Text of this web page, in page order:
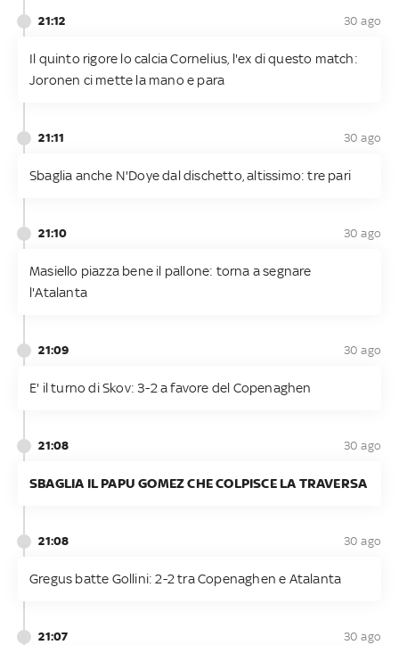
21:12 30 ago
Il quinto rigore lo calcia Cornelius, l'ex di questo match:
Joronen ci mette la mano e para
21:11 30 ago
Sbaglia anche N'Doye dal dischetto, altissimo: tre pari
21:10 30 ago
Masiello piazza bene il pallone: torna a segnare
l'Atalanta
21:09 30 ago
E' il turno di Skov: 3-2 a favore del Copenaghen
21:08 30 ago
SBAGLIA IL PAPU GOMEZ CHE COLPISCE LA TRAVERSA
21:08 30 ago
Gregus batte Gollini: 2-2 tra Copenaghen e Atalanta
21:07 30 ago